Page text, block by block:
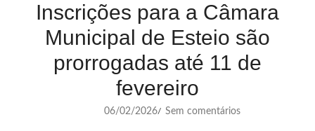
Inscrições para a Câmara
Municipal de Esteio são
prorrogadas até 11 de
fevereiro
06/02/2026/ Sem comentários